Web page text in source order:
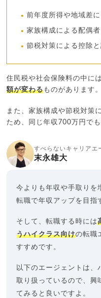
前年度所得や地域差
家族構成による配偶
節税対策による控除
住民税や社会保険料の中には
額が変わるものがあります。
また、家族構成や節税対策
ため、同じ年収700万円で
すべらないキャリアエ
末永雄大
今よりも年収や手取りを
転職で年収アップを目指
そして、転職する時には
うハイクラス向けの転職
すすめです。
以下のエージェントは、
取り扱っているので、興
てみると良いですよ。